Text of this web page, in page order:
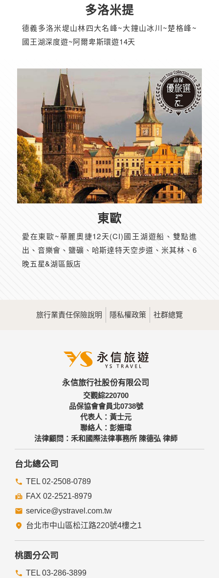
多洛米提
德義多洛米堤山林四大名峰~大鐘山冰川~楚格峰~
國王湖深度遊~阿爾卑斯環遊14天
東歐
愛在東歐~華麗奧捷12天(CI)國王湖遊船、雙點進
出、音樂會、鹽礦、哈斯達特天空步道、米其林、6
晚五星&湖區飯店
旅行業責任保險說明 隱私權政策 社群總覽
永信旅行社股份有限公司
交觀綜220700
品保協會會員北0738號
代表人：黃士元
聯絡人：彭姍瑋
法律顧問：禾和國際法律事務所 陳德弘 律師
台北總公司
TEL 02-2508-0789
FAX 02-2521-8979
service@ystravel.com.tw
台北市中山區松江路220號4樓之1
桃園分公司
TEL 03-286-3899